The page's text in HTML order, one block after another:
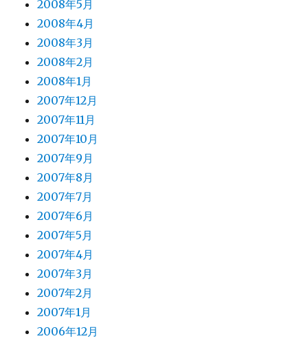
2008年5月
2008年4月
2008年3月
2008年2月
2008年1月
2007年12月
2007年11月
2007年10月
2007年9月
2007年8月
2007年7月
2007年6月
2007年5月
2007年4月
2007年3月
2007年2月
2007年1月
2006年12月